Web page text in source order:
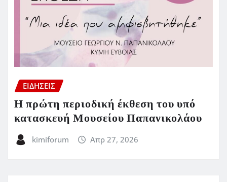
ΕΙΔΗΣΕΙΣ
Η πρώτη περιοδική έκθεση του υπό
κατασκευή Μουσείου Παπανικολάου
kimiforum Απρ 27, 2026